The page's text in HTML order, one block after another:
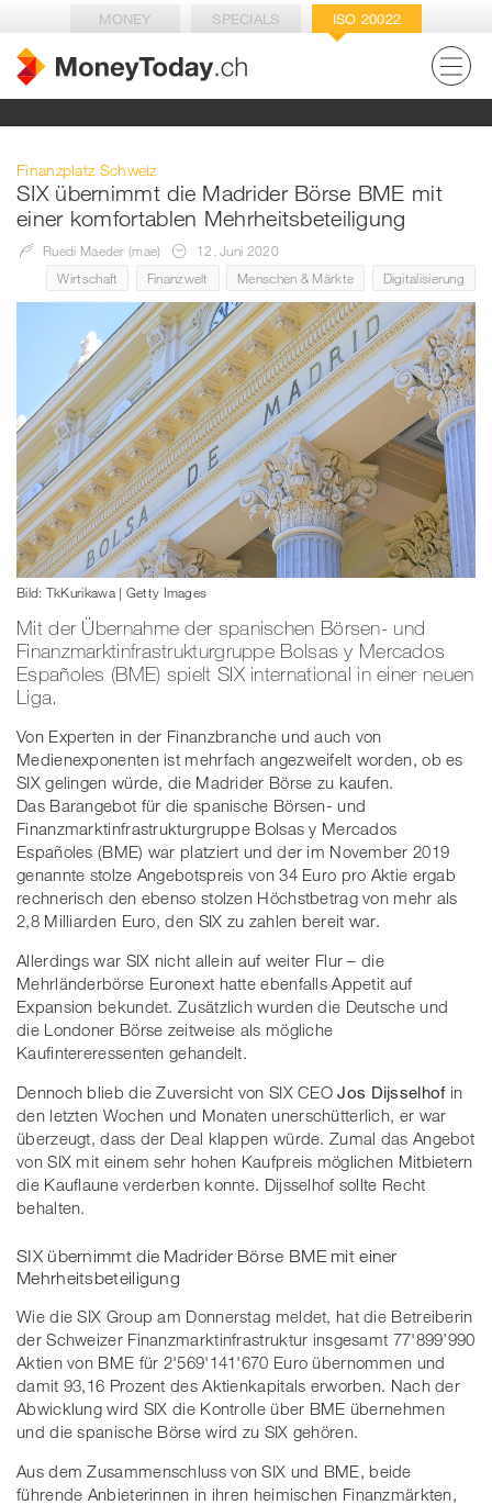
MONEY SPECIALS ISO 20022
Finanzplatz Schweiz
SIX übernimmt die Madrider Börse BME mit
einer komfortablen Mehrheitsbeteiligung
Ruedi Maeder (mae)
12. Juni 2020
Wirtschaft
Finanzwelt Menschen & Märkte Digitalisierung
Bild: TkKurikawa | Getty Images
Mit der Übernahme der spanischen Börsen- und
Finanzmarktinfrastrukturgruppe Bolsas y Mercados
Españoles (BME) spielt SIX international in einer neuen
Liga.
Von Experten in der Finanzbranche und auch von
Medienexponenten ist mehrfach angezweifelt worden, ob es
SIX gelingen würde, die Madrider Börse zu kaufen.
Das Barangebot für die spanische Börsen- und
Finanzmarktinfrastrukturgruppe Bolsas y Mercados
Españoles (BME) war platziert und der im November 2019
genannte stolze Angebotspreis von 34 Euro pro Aktie ergab
rechnerisch den ebenso stolzen Höchstbetrag von mehr als
2,8 Milliarden Euro, den SIX zu zahlen bereit war.
Allerdings war SIX nicht allein auf weiter Flur – die
Mehrländerbörse Euronext hatte ebenfalls Appetit auf
Expansion bekundet. Zusätzlich wurden die Deutsche und
die Londoner Börse zeitweise als mögliche
Kaufintereressenten gehandelt.
Dennoch blieb die Zuversicht von SIX CEOJos Dijsselhofin
den letzten Wochen und Monaten unerschütterlich, er war
überzeugt, dass der Deal klappen würde. Zumal das Angebot
von SIX mit einem sehr hohen Kaufpreis möglichen Mitbietern
die Kauflaune verderben konnte. Dijsselhof sollte Recht
behalten.
SIX übernimmt die Madrider Börse BME mit einer
Mehrheitsbeteiligung
Wie die SIX Group am Donnerstag meldet, hat die Betreiberin
der Schweizer Finanzmarktinfrastruktur insgesamt 77'899’990
Aktien von BME für 2'569'141'670 Euro übernommen und
damit 93,16 Prozent des Aktienkapitals erworben. Nach der
Abwicklung wird SIX die Kontrolle über BME übernehmen
und die spanische Börse wird zu SIX gehören.
Aus dem Zusammenschluss von SIX und BME, beide
führende Anbieterinnen in ihren heimischen Finanzmärkten,